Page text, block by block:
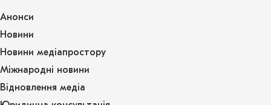
Анонси
Новини
Новини медіапростору
Міжнародні новини
Відновлення медіа